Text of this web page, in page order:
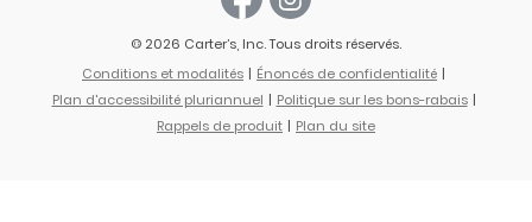
© 2026 Carter’s, Inc. Tous droits réservés.
Conditions et modalités
Énoncés de confidentialité
Plan d'accessibilité pluriannuel
Politique sur les bons-rabais
Rappels de produit
Plan du site